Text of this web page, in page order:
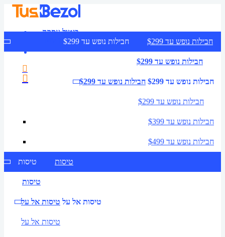
ביטול עסקה
צרו קשר
חבילות נופש עד $299 חבילות נופש עד $299
חבילות נופש עד $299
חבילות נופש עד $299 חבילות נופש עד $299
חבילות נופש עד $299
חבילות נופש עד $399
חבילות נופש עד $499
טיסות טיסות
טיסות
טיסות אל על טיסות אל על
טיסות אל על